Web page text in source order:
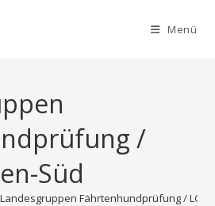
Menü
/
Süd
Landesgruppen Fährtenhundprüfung /